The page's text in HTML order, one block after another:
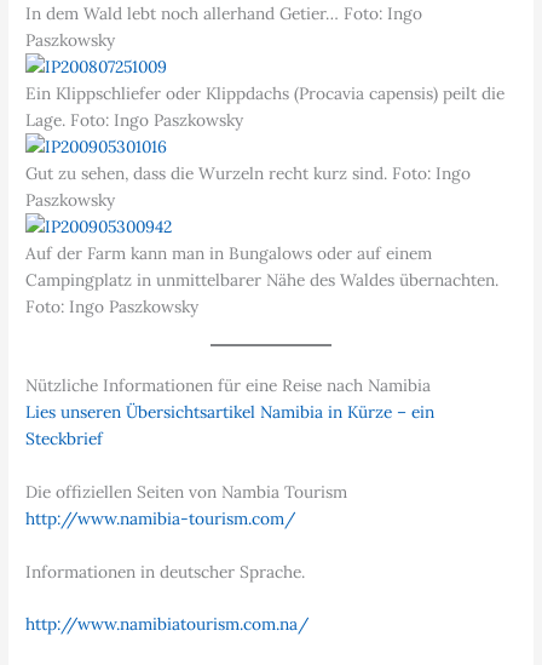
In dem Wald lebt noch allerhand Getier… Foto: Ingo
Paszkowsky
Ein Klippschliefer oder Klippdachs (Procavia capensis) peilt die
Lage. Foto: Ingo Paszkowsky
Gut zu sehen, dass die Wurzeln recht kurz sind. Foto: Ingo
Paszkowsky
Auf der Farm kann man in Bungalows oder auf einem
Campingplatz in unmittelbarer Nähe des Waldes übernachten.
Foto: Ingo Paszkowsky
Nützliche Informationen für eine Reise nach Namibia
Lies unseren Übersichtsartikel Namibia in Kürze – ein
Steckbrief
Die offiziellen Seiten von Nambia Tourism
http://www.namibia-tourism.com/
Informationen in deutscher Sprache.
http://www.namibiatourism.com.na/